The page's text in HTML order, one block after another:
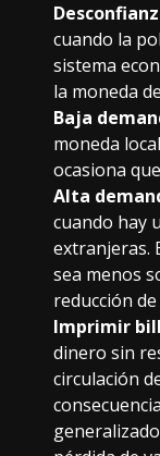
cuando la
sistema
la moneda
Baja
moneda
ocasiona
Alta
cuando hay
extranjeras.
sea menos
reducción
Imprimir
dinero sin
circulación